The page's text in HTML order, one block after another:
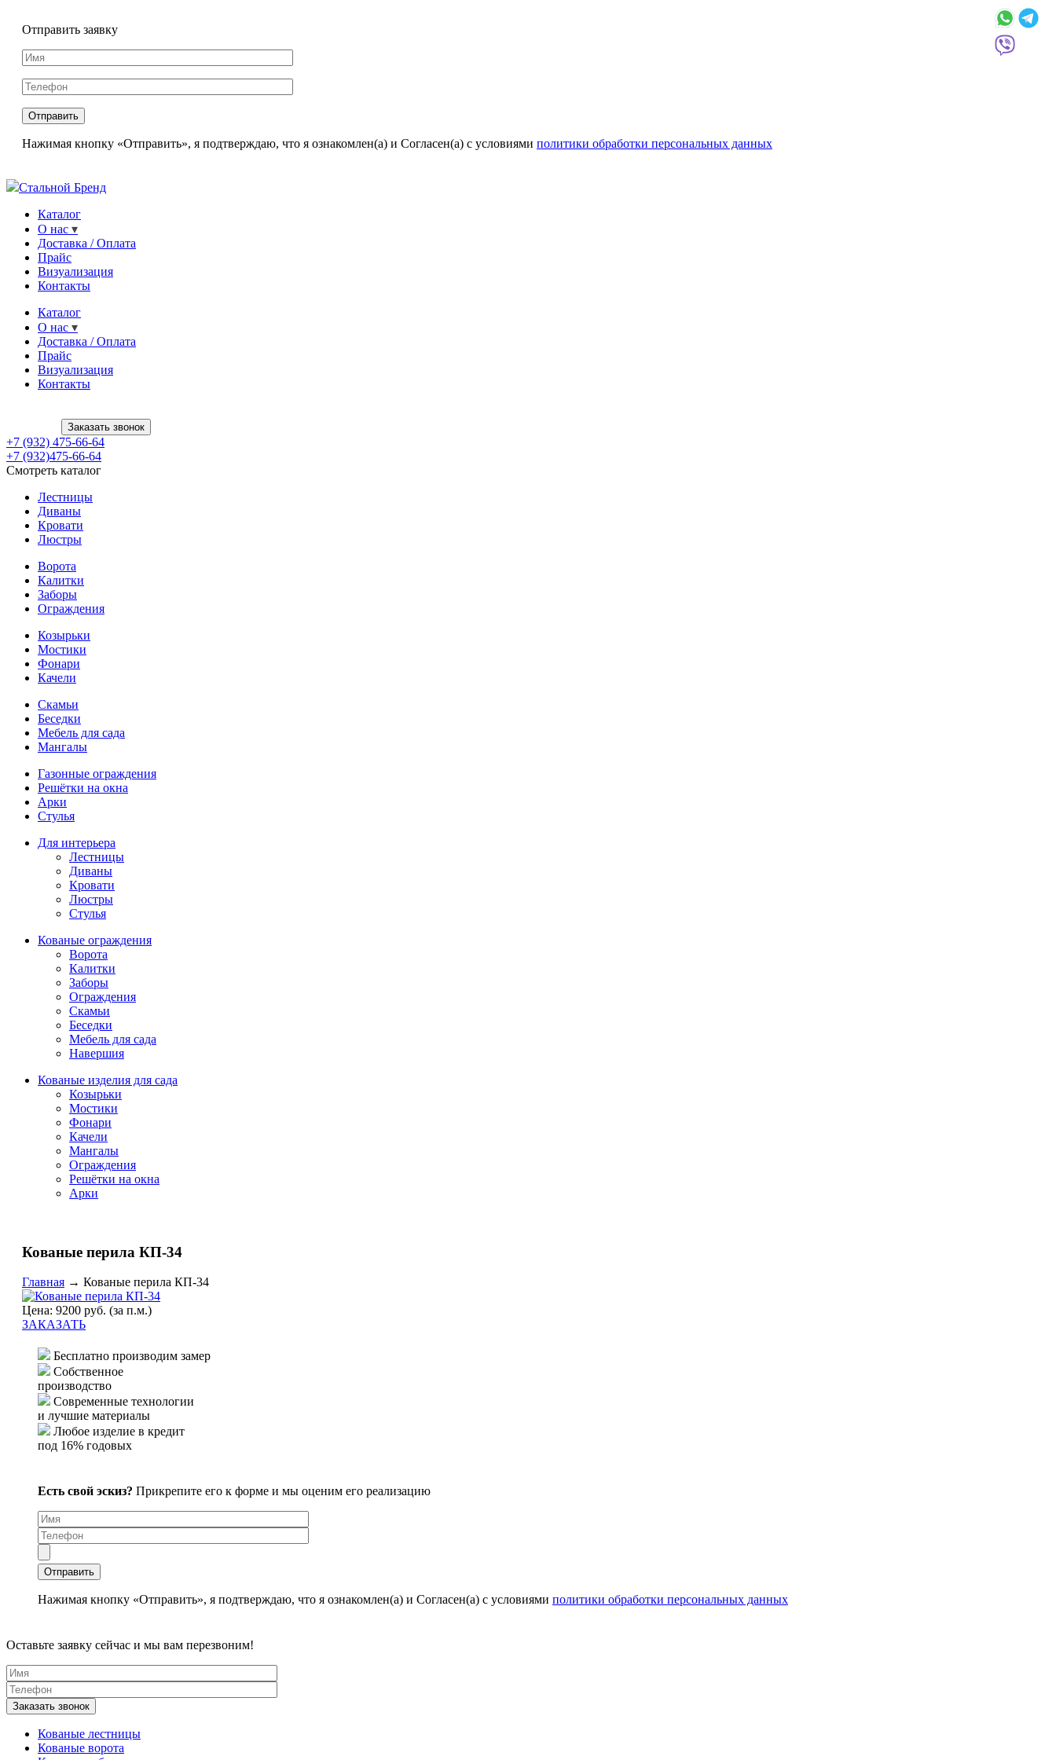
Отправить заявку
Нажимая кнопку «Отправить», я подтверждаю, что я ознакомлен(а) и Согласен(а) с условиями политики обработки персональных данных
Стальной Бренд
Каталог
О нас
Доставка / Оплата
Прайс
Визуализация
Контакты
Каталог
О нас
Доставка / Оплата
Прайс
Визуализация
Контакты
Заказать звонок
+7 (932) 475-66-64
+7 (932)475-66-64
Смотреть каталог
Лестницы
Диваны
Кровати
Люстры
Ворота
Калитки
Заборы
Ограждения
Козырьки
Мостики
Фонари
Качели
Скамьи
Беседки
Мебель для сада
Мангалы
Газонные ограждения
Решётки на окна
Арки
Стулья
Для интерьера
Лестницы
Диваны
Кровати
Люстры
Стулья
Кованые ограждения
Ворота
Калитки
Заборы
Ограждения
Скамьи
Беседки
Мебель для сада
Навершия
Кованые изделия для сада
Козырьки
Мостики
Фонари
Качели
Мангалы
Ограждения
Решётки на окна
Арки
Кованые перила КП-34
Главная → Кованые перила КП-34
Цена: 9200 руб. (за п.м.)
ЗАКАЗАТЬ
Бесплатно производим замер
Собственное
производство
Современные технологии
и лучшие материалы
Любое изделие в кредит
под 16% годовых
Есть свой эскиз? Прикрепите его к форме и мы оценим его реализацию
Нажимая кнопку «Отправить», я подтверждаю, что я ознакомлен(а) и Согласен(а) с условиями политики обработки персональных данных
Оставьте заявку сейчас и мы вам перезвоним!
Кованые лестницы
Кованые ворота